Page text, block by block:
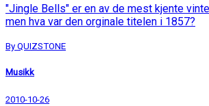
"Jingle Bells" er en av de mest kjente
men hva var den orginale titelen i 1857?
By QUIZSTONE
Musikk
2010-10-26